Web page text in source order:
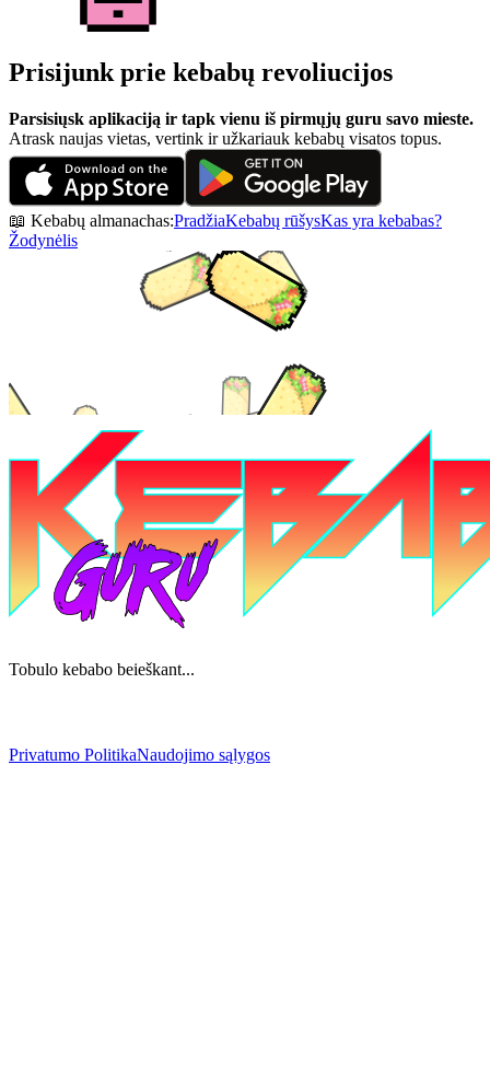
Prisijunk prie kebabų revoliucijos
Parsisiųsk aplikaciją ir tapk vienu iš pirmųjų guru savo mieste.
Atrask naujas vietas, vertink ir užkariauk kebabų visatos topus.
📖 Kebabų almanachas:PradžiaKebabų rūšysKas yra kebabas?
Žodynėlis
Tobulo kebabo beieškant...
Privatumo PolitikaNaudojimo sąlygos